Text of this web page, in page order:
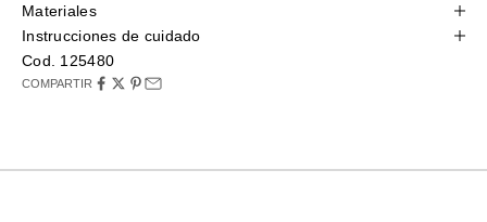
Materiales
Instrucciones de cuidado
Cod. 125480
COMPARTIR